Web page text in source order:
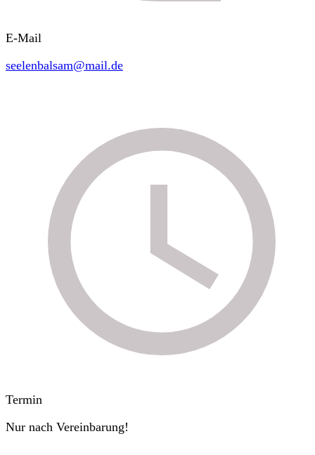
E-Mail
seelenbalsam@mail.de
Termin
Nur nach Vereinbarung!